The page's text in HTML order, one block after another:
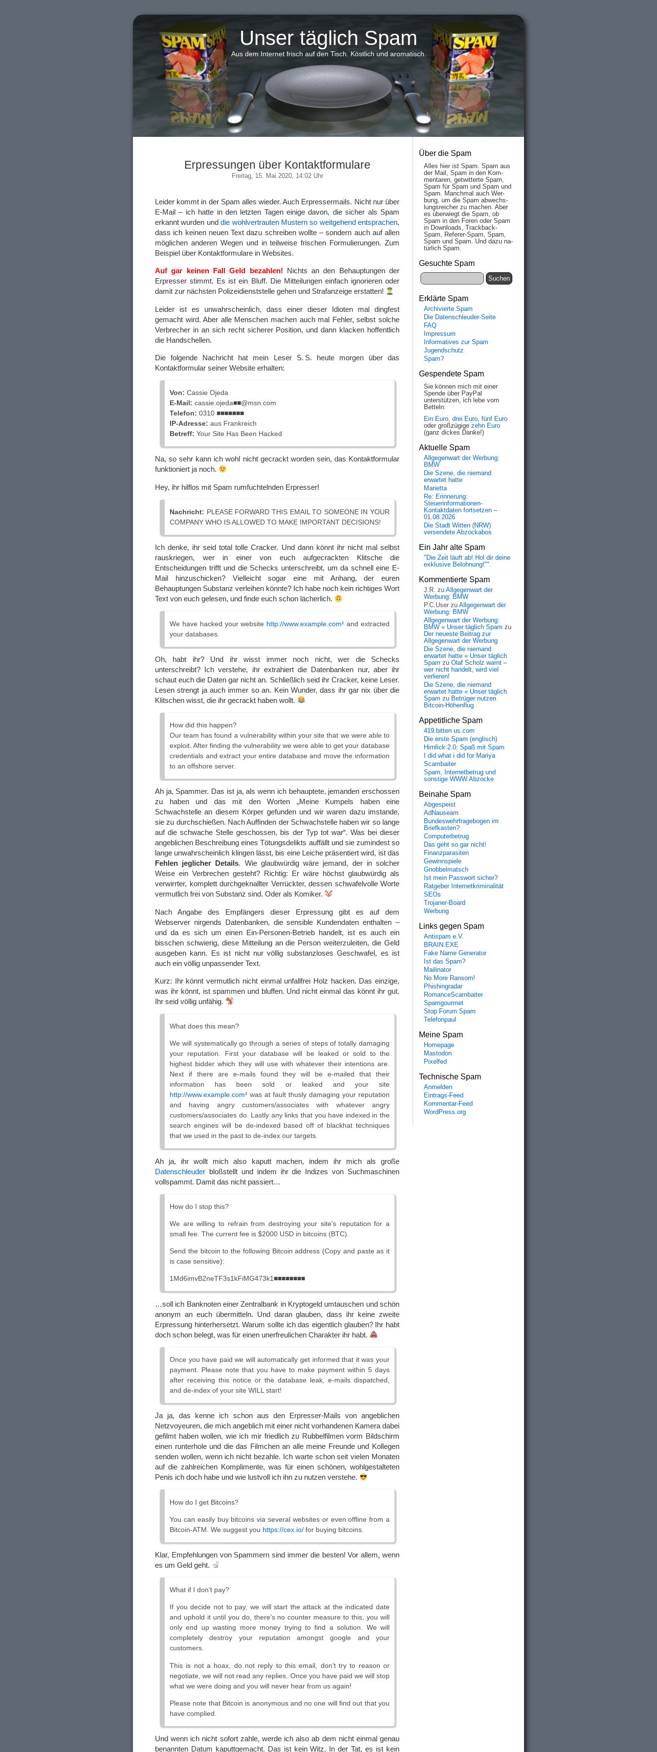
Unser täglich Spam
Aus dem Internet frisch auf den Tisch. Köstlich und aromatisch.
Erpressungen über Kontaktformulare
Freitag, 15. Mai 2020, 14:02 Uhr
Leider kommt in der Spam alles wieder. Auch Erpressermails. Nicht nur über
E-Mail – ich hatte in den letzten Tagen einige davon, die sicher als Spam
erkannt wurden unddie wohlvertrauten Mustern so weitgehend entsprachen,
dass ich keinen neuen Text dazu schreiben wollte – sondern auch auf allen
möglichen anderen Wegen und in teilweise frischen Formulierungen. Zum
Beispiel über Kontaktformulare in Websites.
Auf gar keinen Fall Geld bezahlen! Nichts an den Behauptungen der
Erpresser stimmt. Es ist ein Bluff. Die Mitteilungen einfach ignorieren oder
damit zur nächsten Polizeidienststelle gehen und Strafanzeige erstatten!
Leider ist es unwahrscheinlich, dass einer dieser Idioten mal dingfest
gemacht wird. Aber alle Menschen machen auch mal Fehler, selbst solche
Verbrecher in an sich recht sicherer Position, und dann klacken hoffentlich
die Handschellen.
Die folgende Nachricht hat mein Leser S. S. heute morgen über das
Kontaktformular seiner Website erhalten:
Von: Cassie Ojeda
E-Mail: cassie.ojeda■■@msn.com
Telefon: 0310 ■■■■■■■
IP-Adresse: aus Frankreich
Betreff: Your Site Has Been Hacked
Na, so sehr kann ich wohl nicht gecrackt worden sein, das Kontaktformular
funktioniert ja noch.
Hey, ihr hilflos mit Spam rumfuchtelnden Erpresser!
Nachricht: PLEASE FORWARD THIS EMAIL TO SOMEONE IN YOUR
COMPANY WHO IS ALLOWED TO MAKE IMPORTANT DECISIONS!
Ich denke, ihr seid total tolle Cracker. Und dann könnt ihr nicht mal selbst
rauskriegen, wer in einer von euch aufgecrackten Klitsche die
Entscheidungen trifft und die Schecks unterschreibt, um da schnell eine E-
Mail hinzuschicken? Vielleicht sogar eine mit Anhang, der euren
Behauptungen Substanz verleihen könnte? Ich habe noch kein richtiges Wort
Text von euch gelesen, und finde euch schon lächerlich.
We have hacked your website http://www.example.com¹ and extracted
your databases.
Oh, habt ihr? Und ihr wisst immer noch nicht, wer die Schecks
unterschreibt? Ich verstehe, ihr extrahiert die Datenbanken nur, aber ihr
schaut euch die Daten gar nicht an. Schließlich seid ihr Cracker, keine Leser.
Lesen strengt ja auch immer so an. Kein Wunder, dass ihr gar nix über die
Klitschen wisst, die ihr gecrackt haben wollt.
How did this happen?
Our team has found a vulnerability within your site that we were able to
exploit. After finding the vulnerability we were able to get your database
credentials and extract your entire database and move the information
to an offshore server.
Ah ja, Spammer. Das ist ja, als wenn ich behauptete, jemanden erschossen
zu haben und das mit den Worten „Meine Kumpels haben eine
Schwachstelle an diesem Körper gefunden und wir waren dazu imstande,
sie zu durchschießen. Nach Auffinden der Schwachstelle haben wir so lange
auf die schwache Stelle geschossen, bis der Typ tot war“. Was bei dieser
angeblichen Beschreibung eines Tötungsdelikts auffällt und sie zumindest so
lange unwahrscheinlich klingen lässt, bis eine Leiche präsentiert wird, ist das
Fehlen jeglicher Details. Wie glaubwürdig wäre jemand, der in solcher
Weise ein Verbrechen gesteht? Richtig: Er wäre höchst glaubwürdig als
verwirrter, komplett durchgeknallter Verrückter, dessen schwafelvolle Worte
vermutlich frei von Substanz sind. Oder als Komiker.
Nach Angabe des Empfängers dieser Erpressung gibt es auf dem
Webserver nirgends Datenbanken, die sensible Kundendaten enthalten –
und da es sich um einen Ein-Personen-Betrieb handelt, ist es auch ein
bisschen schwierig, diese Mitteilung an die Person weiterzuleiten, die Geld
ausgeben kann. Es ist nicht nur völlig substanzloses Geschwafel, es ist
auch ein völlig unpassender Text.
Kurz: Ihr könnt vermutlich nicht einmal unfallfrei Holz hacken. Das einzige,
was ihr könnt, ist spammen und bluffen. Und nicht einmal das könnt ihr gut.
Ihr seid völlig unfähig.
What does this mean?
We will systematically go through a series of steps of totally damaging
your reputation. First your database will be leaked or sold to the
highest bidder which they will use with whatever their intentions are.
Next if there are e-mails found they will be e-mailed that their
information has been sold or leaked and your site
http://www.example.com¹ was at fault thusly damaging your reputation
and having angry customers/associates with whatever angry
customers/associates do. Lastly any links that you have indexed in the
search engines will be de-indexed based off of blackhat techniques
that we used in the past to de-index our targets.
Ah ja, ihr wollt mich also kaputt machen, indem ihr mich als große
Datenschleuder bloßstellt und indem ihr die Indizes von Suchmaschinen
vollspammt. Damit das nicht passiert…
How do I stop this?
We are willing to refrain from destroying your site’s reputation for a
small fee. The current fee is $2000 USD in bitcoins (BTC).
Send the bitcoin to the following Bitcoin address (Copy and paste as it
is case sensitive):
1Md6imvB2neTF3s1kFiMG473k1■■■■■■■■
…soll ich Banknoten einer Zentralbank in Kryptogeld umtauschen und schön
anonym an euch übermitteln. Und daran glauben, dass ihr keine zweite
Erpressung hinterhersetzt. Warum sollte ich das eigentlich glauben? Ihr habt
doch schon belegt, was für einen unerfreulichen Charakter ihr habt.
Once you have paid we will automatically get informed that it was your
payment. Please note that you have to make payment within 5 days
after receiving this notice or the database leak, e-mails dispatched,
and de-index of your site WILL start!
Ja ja, das kenne ich schon aus den Erpresser-Mails von angeblichen
Netzvoyeuren, die mich angeblich mit einer nicht vorhandenen Kamera dabei
gefilmt haben wollen, wie ich mir friedlich zu Rubbelfilmen vorm Bildschirm
einen runterhole und die das Filmchen an alle meine Freunde und Kollegen
senden wollen, wenn ich nicht bezahle. Ich warte schon seit vielen Monaten
auf die zahlreichen Komplimente, was für einen schönen, wohlgestalteten
Penis ich doch habe und wie lustvoll ich ihn zu nutzen verstehe.
How do I get Bitcoins?
You can easily buy bitcoins via several websites or even offline from a
Bitcoin-ATM. We suggest you https://cex.io/ for buying bitcoins.
Klar, Empfehlungen von Spammern sind immer die besten! Vor allem, wenn
es um Geld geht.
What if I don’t pay?
If you decide not to pay, we will start the attack at the indicated date
and uphold it until you do, there’s no counter measure to this, you will
only end up wasting more money trying to find a solution. We will
completely destroy your reputation amongst google and your
customers.
This is not a hoax, do not reply to this email, don’t try to reason or
negotiate, we will not read any replies. Once you have paid we will stop
what we were doing and you will never hear from us again!
Please note that Bitcoin is anonymous and no one will find out that you
have complied.
Und wenn ich nicht sofort zahle, werde ich also ab dem nicht einmal genau
benannten Datum kaputtgemacht. Das ist kein Witz. In der Tat, es ist kein
Über die Spam
Alles hier ist Spam. Spam aus
der Mail, Spam in den Kom­
men­taren, ge­twit­ter­te Spam,
Spam für Spam und Spam und
Spam. Manch­mal auch Wer­
bung, um die Spam ab­wechs­
lungs­reich­er zu mach­en. Aber
es über­wiegt die Spam, ob
Spam in den Fo­ren oder Spam
in Down­loads, Track­back-
Spam, Re­fe­rer-Spam, Spam,
Spam und Spam. Und da­zu na­
tür­lich Spam.
Gesuchte Spam
Erklärte Spam
Archivierte Spam
Die Datenschleuder-Seite
FAQ
Impressum
Informatives zur Spam
Jugendschutz
Spam?
Gespendete Spam
Sie können mich mit einer
Spende über PayPal
unterstützen, ich lebe vom
Betteln:
Ein Euro, drei Euro, fünf Euro
oder großzügige zehn Euro
(ganz dickes Danke!)
Aktuelle Spam
Allgegenwart der Werbung:
BMW
Die Szene, die niemand
erwartet hatte
Marietta
Re: Erinnerung:
Steuerinformationen-
Kontaktdaten fortsetzen –
01.08.2026
Die Stadt Witten (NRW)
versendete Abzockabos
Ein Jahr alte Spam
"Die Zeit läuft ab! Hol dir deine
exklusive Belohnung!"".
Kommentierte Spam
J.R. zu Allgegenwart der
Werbung: BMW
P.C.User zu Allgegenwart der
Werbung: BMW
Allgegenwart der Werbung:
BMW « Unser täglich Spam zu
Der neueste Beitrag zur
Allgegenwart der Werbung
Die Szene, die niemand
erwartet hatte « Unser täglich
Spam zu Olaf Scholz warnt –
wer nicht handelt, wird viel
verlieren!
Die Szene, die niemand
erwartet hatte « Unser täglich
Spam zu Betrüger nutzen
Bitcoin-Höhenflug
Appetitliche Spam
419.bitten us.com
Die erste Spam (englisch)
Hirnfick 2.0: Spaß mit Spam
I did what i did for Mariya
Scambaiter
Spam, Internetbetrug und
sonstige WWW Abzocke
Beinahe Spam
Abgespeist
AdNauseam
Bundeswehrfragebogen im
Briefkasten?
Computerbetrug
Das geht so gar nicht!
Finanzparasiten
Gewinnspiele
Gnobbelmatsch
Ist mein Passwort sicher?
Ratgeber Internetkriminalität
SEOs
Trojaner-Board
Werbung
Links gegen Spam
Antispam e.V.
BRAIN.EXE
Fake Name Generator
Ist das Spam?
Mailinator
No More Ransom!
Phishingradar
RomanceScambaiter
Spamgourmet
Stop Forum Spam
Telefonpaul
Meine Spam
Homepage
Mastodon
Pixelfed
Technische Spam
Anmelden
Eintrags-Feed
Kommentar-Feed
WordPress.org